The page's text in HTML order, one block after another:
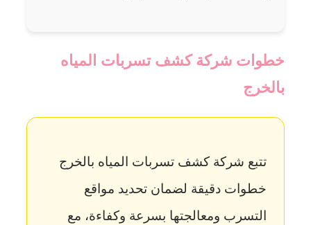
خطوات شركة كشف تسربات المياه
بالخرج
تتبع شركة كشف تسربات المياه بالخرج
خطوات دقيقة لضمان تحديد مواقع
التسرب ومعالجتها بسرعة وكفاءة، مع